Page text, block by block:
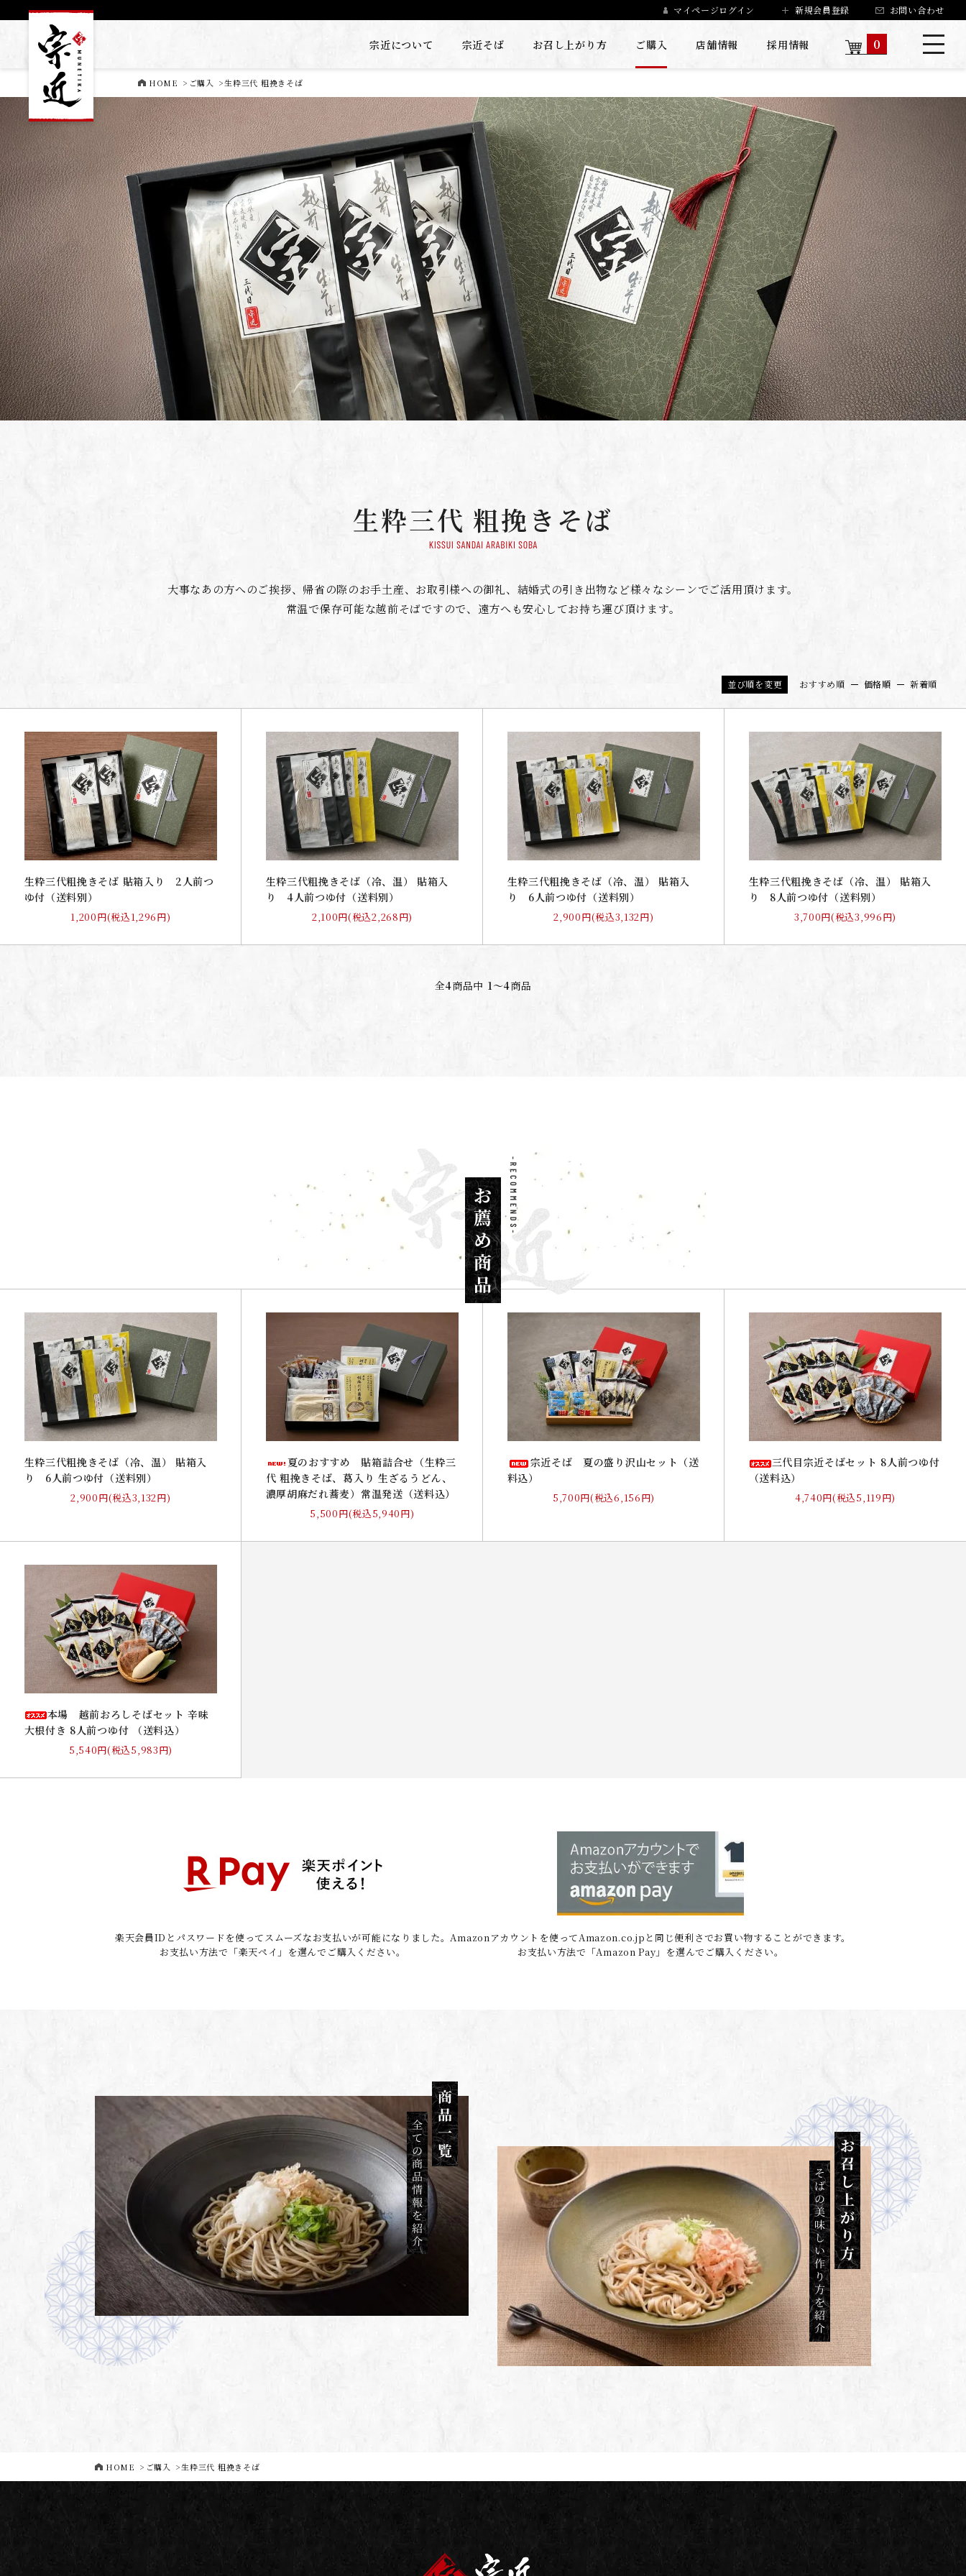
マイページログイン 新規会員登録 お問い合わせ
宗近について 宗近そば お召し上がり方 ご購入 店舗情報 採用情報 0
HOME > ご購入 >生粋三代 粗挽きそば
生粋三代 粗挽きそば
大事なあの方へのご挨拶、帰省の際のお手土産、お取引様への御礼、結婚式の引き出物など様々なシーンでご活用頂けます。
常温で保存可能な越前そばですので、遠方へも安心してお持ち運び頂けます。
並び順を変更 おすすめ順 価格順 新着順
生粋三代粗挽きそば 貼箱入り 2人前つ
ゆ付（送料別）
1,200円(税込1,296円)
生粋三代粗挽きそば（冷、温） 貼箱入
り 4人前つゆ付（送料別）
2,100円(税込2,268円)
生粋三代粗挽きそば（冷、温） 貼箱入
り 6人前つゆ付（送料別）
2,900円(税込3,132円)
生粋三代粗挽きそば（冷、温） 貼箱入
り 8人前つゆ付（送料別）
3,700円(税込3,996円)
全4商品中 1〜4商品
生粋三代粗挽きそば（冷、温） 貼箱入
り 6人前つゆ付（送料別）
2,900円(税込3,132円)
夏のおすすめ 貼箱詰合せ（生粋三
代 粗挽きそば、葛入り 生ざるうどん、
濃厚胡麻だれ蕎麦）常温発送（送料込）
5,500円(税込5,940円)
宗近そば 夏の盛り沢山セット（送
料込）
5,700円(税込6,156円)
三代目宗近そばセット 8人前つゆ付
（送料込）
4,740円(税込5,119円)
本場 越前おろしそばセット 辛味
大根付き 8人前つゆ付 （送料込）
5,540円(税込5,983円)
楽天会員IDとパスワードを使ってスムーズなお支払いが可能になりました。
お支払い方法で「楽天ペイ」を選んでご購入ください。
Amazonアカウントを使ってAmazon.co.jpと同じ便利さでお買い物することができます。
お支払い方法で「Amazon Pay」を選んでご購入ください。
HOME > ご購入 >生粋三代 粗挽きそば